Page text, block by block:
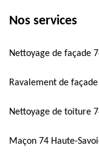
Nos services
Nettoyage de façade
Ravalement de
Nettoyage de toiture
Maçon 74 Haute-